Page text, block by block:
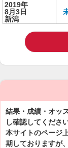
2019年
8月3日
新潟
結果・成績・オッ
し確認してください
本サイトのページ
期しておりますが